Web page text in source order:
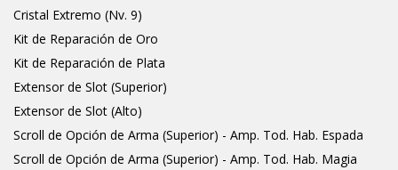
Cristal Extremo (Nv. 9)
Kit de Reparación de Oro
Kit de Reparación de Plata
Extensor de Slot (Superior)
Extensor de Slot (Alto)
Scroll de Opción de Arma (Superior) - Amp. Tod. Hab. Espada
Scroll de Opción de Arma (Superior) - Amp. Tod. Hab. Magia